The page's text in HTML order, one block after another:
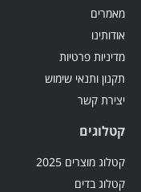
מאמרים
אודותינו
מדיניות פרטיות
תקנון ותנאי שימוש
יצירת קשר
קטלוגים
קטלוג מוצרים 2025
קטלוג בדים